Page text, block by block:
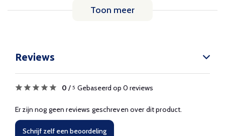
Toon meer
Reviews
0 / 5 Gebaseerd op 0 reviews
Er zijn nog geen reviews geschreven over dit product.
Schrijf zelf een beoordeling